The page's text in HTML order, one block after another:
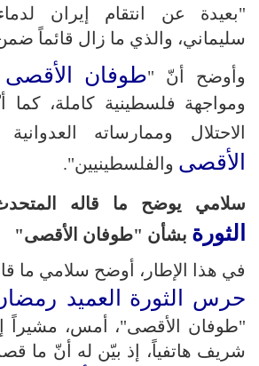
"بعيدة عن انتقام إيران
سليماني، والذي ما زال قائماً
وأوضح أنّ "طوفان الأقصى
ومواجهة فلسطينية كاملة، كما
الاحتلال وممارساته
الأقصى والفلسطينيين".
سلامي يوضح ما قاله
الثورة بشأن "طوفان الأقصى"
في هذا الإطار، أوضح سلامي ما
حرس الثورة العميد
"طوفان الأقصى"، أمس، مشيراً
شريف هاتفياً، إذ بيّن له أنّ ما